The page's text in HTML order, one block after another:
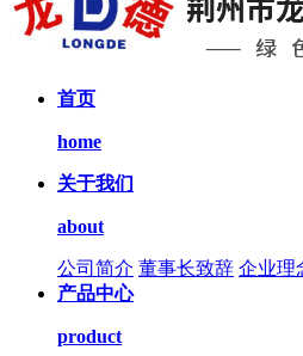
首页
home
关于我们
about
公司简介 董事长致辞 企业理
产品中心
product